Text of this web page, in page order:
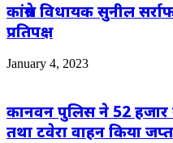
कांग्रेस विधायक सुनील
प्रतिपक्ष
January 4, 2023
कानवन पुलिस ने 52 हजार
तथा टवेरा वाहन किया जप्त